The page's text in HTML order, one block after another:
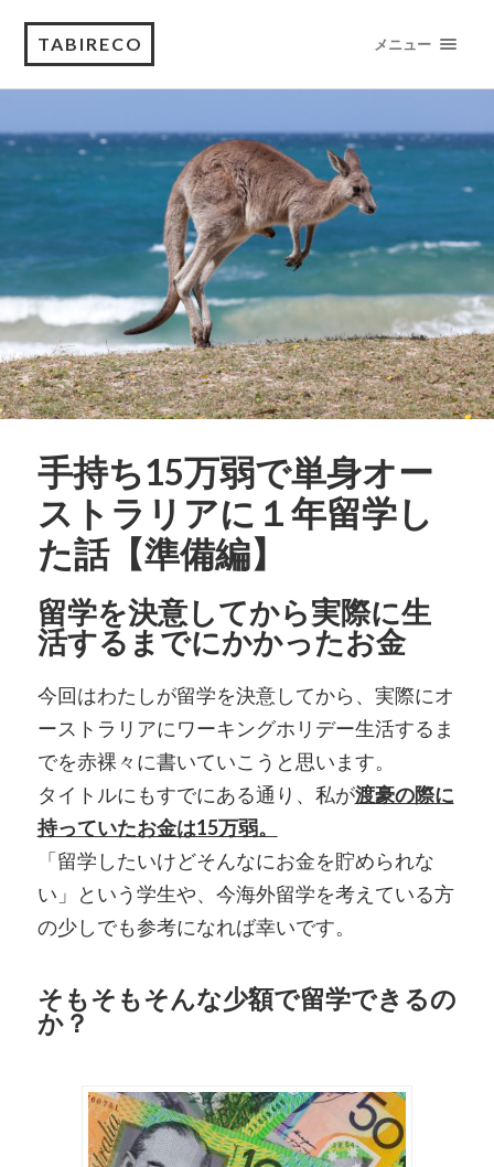
TABIRECO メニュー
手持ち15万弱で単身オー
ストラリアに１年留学し
た話【準備編】
留学を決意してから実際に生
活するまでにかかったお金
今回はわたしが留学を決意してから、実際にオ
ーストラリアにワーキングホリデー生活するま
でを赤裸々に書いていこうと思います。
タイトルにもすでにある通り、私が渡豪の際に
持っていたお金は15万弱。
「留学したいけどそんなにお金を貯められな
い」という学生や、今海外留学を考えている方
の少しでも参考になれば幸いです。
そもそもそんな少額で留学できるの
か？